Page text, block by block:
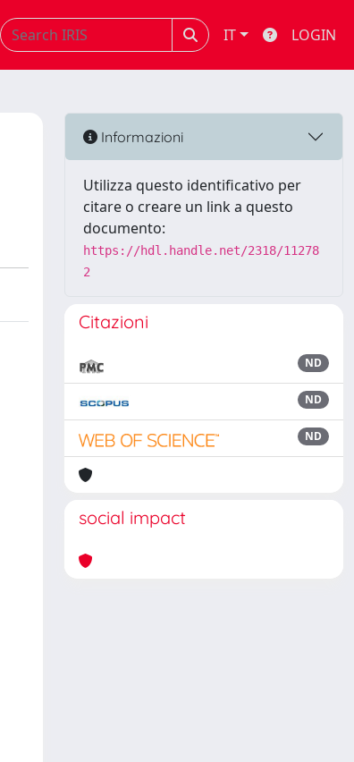
IT LOGIN
Informazioni
Utilizza questo identificativo per
citare o creare un link a questo
documento:
https://hdl.handle.net/2318/11278
2
Citazioni
ND
ND
ND
social impact